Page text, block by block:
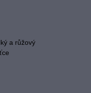
a růžový